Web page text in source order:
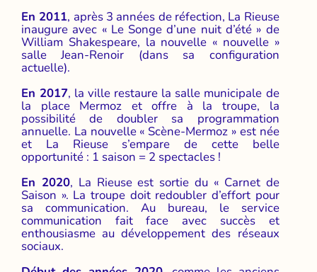
En 2011, après 3 années de réfection, La Rieuse
inaugure avec « Le Songe d’une nuit d’été » de
William Shakespeare, la nouvelle « nouvelle »
salle Jean-Renoir (dans sa configuration
actuelle).
En 2017, la ville restaure la salle municipale de
la place Mermoz et offre à la troupe, la
possibilité de doubler sa programmation
annuelle. La nouvelle « Scène-Mermoz » est née
et La Rieuse s’empare de cette belle
opportunité : 1 saison = 2 spectacles !
En 2020, La Rieuse est sortie du « Carnet de
Saison ». La troupe doit redoubler d’effort pour
sa communication. Au bureau, le service
communication fait face avec succès et
enthousiasme au développement des réseaux
sociaux.